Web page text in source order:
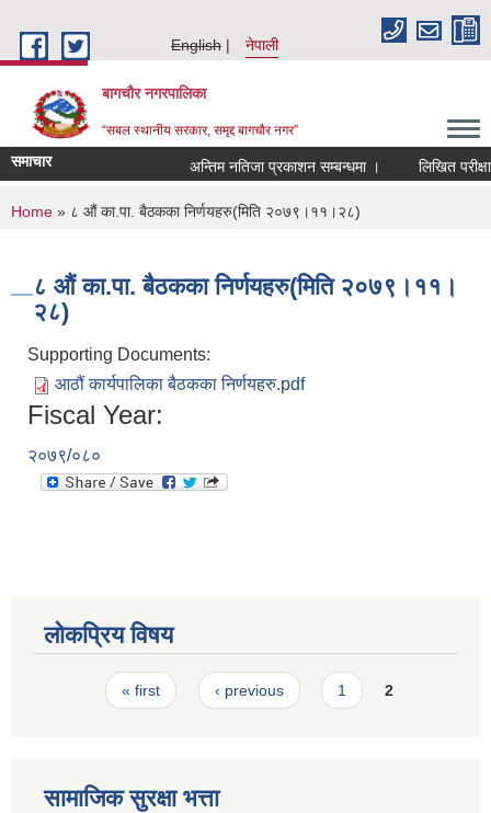
English
नेपाली
बागचौर नगरपालिका
“सबल स्थानीय सरकार, समृद्द बागचौर नगर”
समाचार अन्तिम नतिजा प्रकाशन सम्बन्धमा । लिखित
You are here
Home » ८ औं का.पा. बैठकका निर्णयहरु(मिति २०७९।११।२८)
८ औं का.पा. बैठकका निर्णयहरु(मिति २०७९।११।
२८)
Supporting Documents:
आठौं कार्यपालिका बैठकका निर्णयहरु.pdf
Fiscal Year:
२०७९/०८०
लोकप्रिय विषय
Pages« first ‹ previous 1 2
सामाजिक सुरक्षा भत्ता